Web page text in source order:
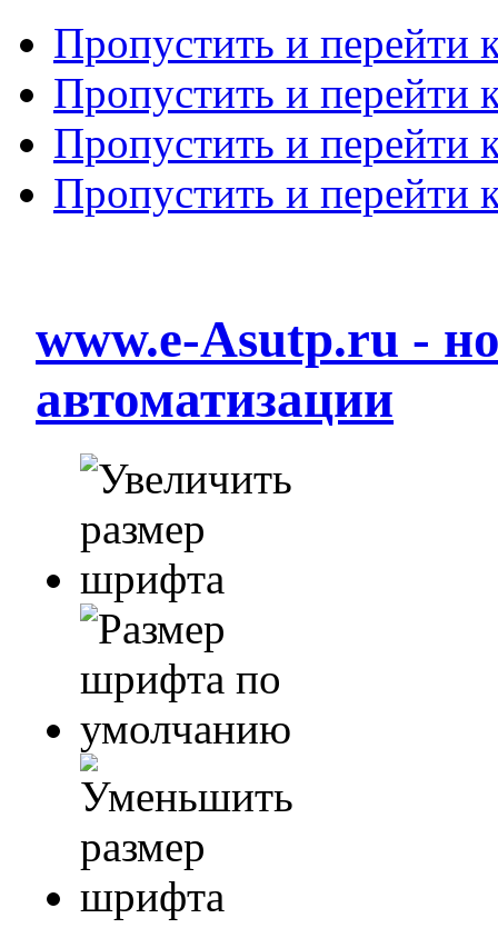
Пропустить и перейти
Пропустить и перейти
Пропустить и перейти
Пропустить и перейти
www.e-Asutp.ru -
автоматизации